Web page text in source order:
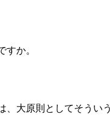
か。
、大原則としてそうい